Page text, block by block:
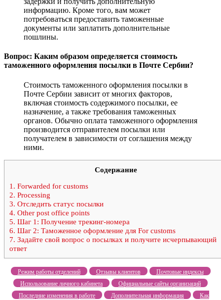
информацию. Кроме того, вам может
потребоваться предоставить таможенные
документы или заплатить дополнительные
пошлины.
Вопрос: Каким образом определяется стоимость
таможенного оформления посылки в Почте Сербии?
Стоимость таможенного оформления посылки в
Почте Сербии зависит от многих факторов,
включая стоимость содержимого посылки, ее
назначение, а также требования таможенных
органов. Обычно оплата таможенного оформления
производится отправителем посылки или
получателем в зависимости от соглашения между
ними.
Содержание
1. Forwarded for customs
2. Processing
3. Отследить статус посылки
4. Other post office points
5. Шаг 1: Получение трекинг-номера
6. Шаг 2: Таможенное оформление для For customs
7. Задайте свой вопрос о посылках и получите исчерпывающий
ответ
Режим работы отделений Отзывы клиентов
Почтовые индексы
Использование личного кабинета
Официальные сайты организаций
Последние изменения в работе
Дополнительная информация
Как